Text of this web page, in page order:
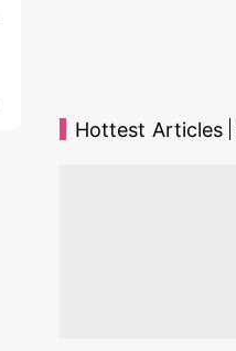
Hottest Articles